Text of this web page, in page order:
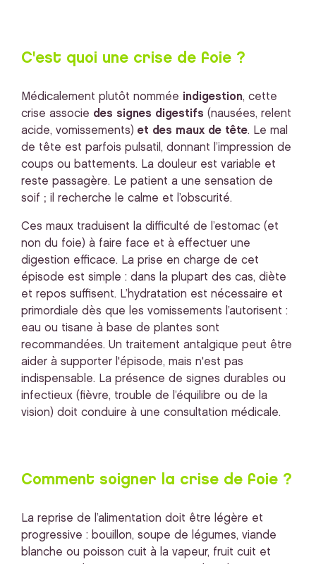
C'est quoi une crise de foie ?
Médicalement plutôt nommée indigestion, cette
crise associe des signes digestifs (nausées, relent
acide, vomissements) et des maux de tête. Le mal
de tête est parfois pulsatil, donnant l’impression de
coups ou battements. La douleur est variable et
reste passagère. Le patient a une sensation de
soif ; il recherche le calme et l’obscurité.
Ces maux traduisent la difficulté de l’estomac (et
non du foie) à faire face et à effectuer une
digestion efficace. La prise en charge de cet
épisode est simple : dans la plupart des cas, diète
et repos suffisent. L’hydratation est nécessaire et
primordiale dès que les vomissements l’autorisent :
eau ou tisane à base de plantes sont
recommandées. Un traitement antalgique peut être
aider à supporter l'épisode, mais n'est pas
indispensable. La présence de signes durables ou
infectieux (fièvre, trouble de l’équilibre ou de la
vision) doit conduire à une consultation médicale.
Comment soigner la crise de foie ?
La reprise de l’alimentation doit être légère et
progressive : bouillon, soupe de légumes, viande
blanche ou poisson cuit à la vapeur, fruit cuit et